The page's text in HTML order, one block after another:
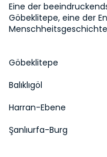
Eine der
Göbeklitepe, eine der
Göbeklitepe
Balıklıgöl
Harran-Ebene
Şanlıurfa-Burg